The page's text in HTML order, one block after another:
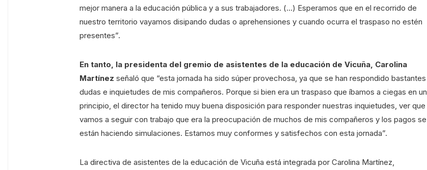
mejor manera a la educación pública y a sus trabajadores. (…) Esperamos que en el recorrido de
nuestro territorio vayamos disipando dudas o aprehensiones y cuando ocurra el traspaso no estén
presentes”.
En tanto, la presidenta del gremio de asistentes de la educación de Vicuña, Carolina
Martínez señaló que “esta jornada ha sido súper provechosa, ya que se han respondido bastantes
dudas e inquietudes de mis compañeros. Porque si bien era un traspaso que íbamos a ciegas en un
principio, el director ha tenido muy buena disposición para responder nuestras inquietudes, ver que
vamos a seguir con trabajo que era la preocupación de muchos de mis compañeros y los pagos se
están haciendo simulaciones. Estamos muy conformes y satisfechos con esta jornada”.
La directiva de asistentes de la educación de Vicuña está integrada por Carolina Martínez,